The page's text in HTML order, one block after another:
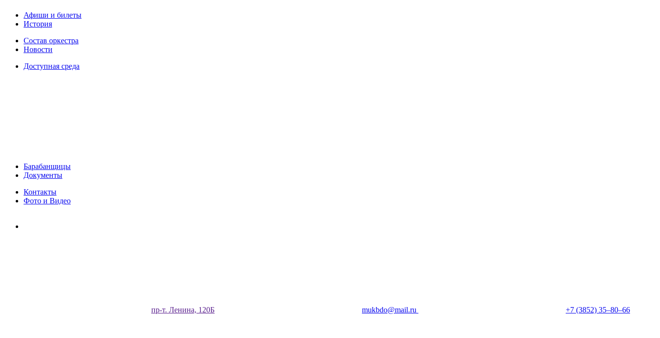
Афиши и билеты
История
Состав оркестра
Новости
Доступная среда
Барабанщицы
Документы
Контакты
Фото и Видео
​пр-т. Ленина, 120Б​ mukbdo@mail.ru +7 (3852) 35‒80‒66